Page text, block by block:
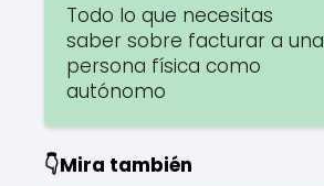
Todo lo que necesitas
saber sobre facturar a una
persona física como
autónomo
👇Mira también